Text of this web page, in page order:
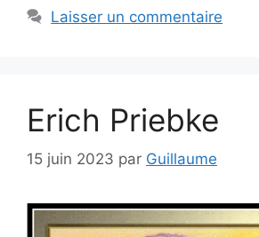
Laisser un commentaire
Erich Priebke
15 juin 2023 par Guillaume